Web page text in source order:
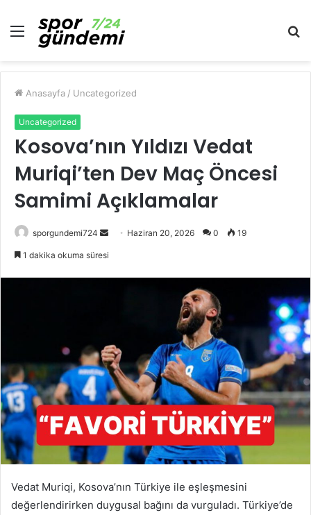
Menü
...
Anasayfa / Uncategorized
Uncategorized
Kosova’nın Yıldızı Vedat
Muriqi’ten Dev Maç Öncesi
Samimi Açıklamalar
sporgundemi724
Bir
Haziran 20, 2026 0 19
1 dakika okuma süresi
Vedat Muriqi, Kosova’nın Türkiye ile eşleşmesini
değerlendirirken duygusal bağını da vurguladı. Türkiye’de